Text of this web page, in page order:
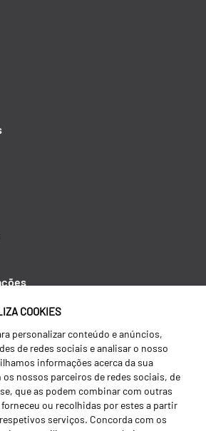
COOKIES
personalizar conteúdo e anúncios,
de redes sociais e analisar o nosso
informações acerca da sua
nossos parceiros de redes sociais, de
que as podem combinar com outras
ou recolhidas por estes a partir
serviços. Concorda com os
(RGPC)